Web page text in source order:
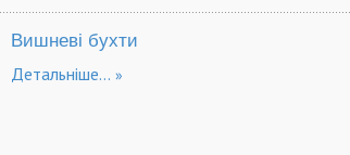
Вишневі бухти
Детальніше...